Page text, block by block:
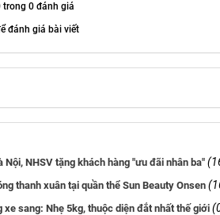
trong 0 đánh giá
đánh giá bài viết
Nội, NHSV tặng khách hàng "ưu đãi nhân ba"
thanh xuân tại quần thể Sun Beauty Onsen
xe sang: Nhẹ 5kg, thuộc diện đắt nhất thế giới